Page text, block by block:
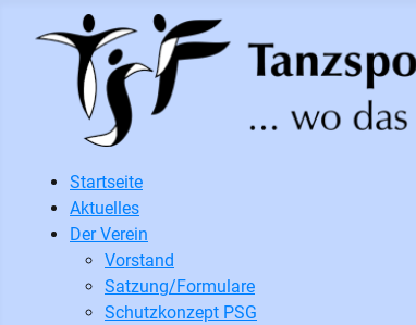
Startseite
Aktuelles
Der Verein
Vorstand
Satzung/Formulare
Schutzkonzept PSG